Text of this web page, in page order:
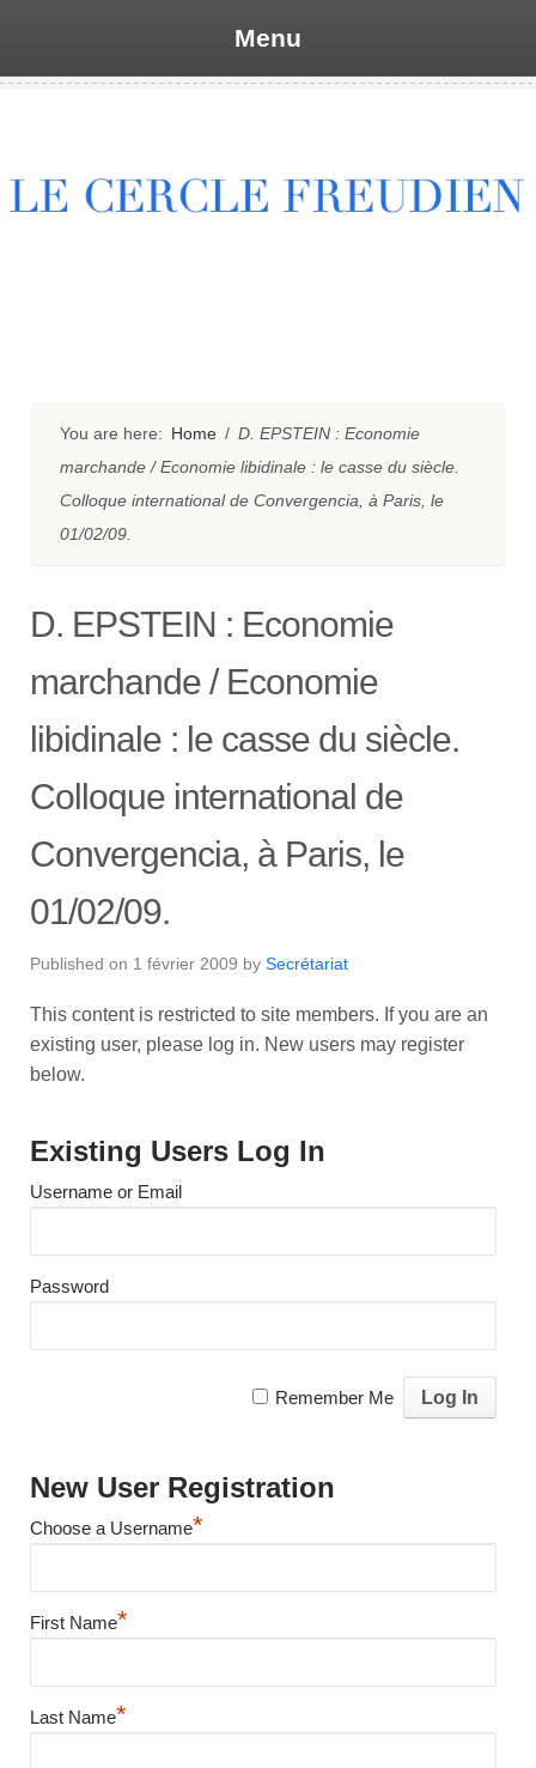
Menu
You are here: Home / D. EPSTEIN : Economie
marchande / Economie libidinale : le casse du siècle.
Colloque international de Convergencia, à Paris, le
01/02/09.
D. EPSTEIN : Economie
marchande / Economie
libidinale : le casse du siècle.
Colloque international de
Convergencia, à Paris, le
01/02/09.
Published on 1 février 2009 by Secrétariat
This content is restricted to site members. If you are an
existing user, please log in. New users may register
below.
Existing Users Log In
Username or Email
Password
Remember Me
New User Registration
Choose a Username*
First Name*
Last Name*